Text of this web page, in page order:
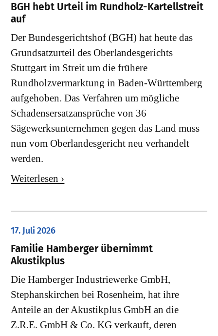
​BGH hebt Urteil im Rundholz-Kartellstreit
auf
Der Bundesgerichtshof (BGH) hat heute das
Grundsatzurteil des Oberlandesgerichts
Stuttgart im Streit um die frühere
Rundholzvermarktung in Baden-Württemberg
aufgehoben. Das Verfahren um mögliche
Schadensersatzansprüche von 36
Sägewerksunternehmen gegen das Land muss
nun vom Oberlandesgericht neu verhandelt
werden.
Weiterlesen ›
17. Juli 2026
Familie Hamberger übernimmt
Akustikplus
Die Hamberger Industriewerke GmbH,
Stephanskirchen bei Rosenheim, hat ihre
Anteile an der Akustikplus GmbH an die
Z.R.E. GmbH & Co. KG verkauft, deren